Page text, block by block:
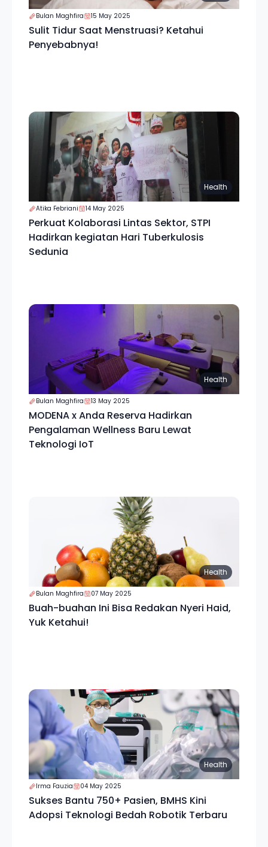
Bulan Maghfira 15 May 2025
Sulit Tidur Saat Menstruasi? Ketahui
Penyebabnya!
Health
Atika Febriani 14 May 2025
Perkuat Kolaborasi Lintas Sektor, STPI
Hadirkan kegiatan Hari Tuberkulosis
Sedunia
Health
Bulan Maghfira 13 May 2025
MODENA x Anda Reserva Hadirkan
Pengalaman Wellness Baru Lewat
Teknologi IoT
Health
Bulan Maghfira 07 May 2025
Buah-buahan Ini Bisa Redakan Nyeri Haid,
Yuk Ketahui!
Health
Irma Fauzia 04 May 2025
Sukses Bantu 750+ Pasien, BMHS Kini
Adopsi Teknologi Bedah Robotik Terbaru